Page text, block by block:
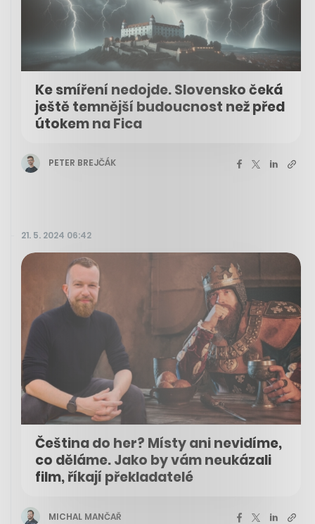
Ke smíření nedojde. Slovensko čeká
ještě temnější budoucnost než před
útokem na Fica
PETER BREJČÁK
21. 5. 2024 06:42
Čeština do her? Místy ani nevidíme,
co děláme. Jako by vám neukázali
film, říkají překladatelé
MICHAL MANČAŘ